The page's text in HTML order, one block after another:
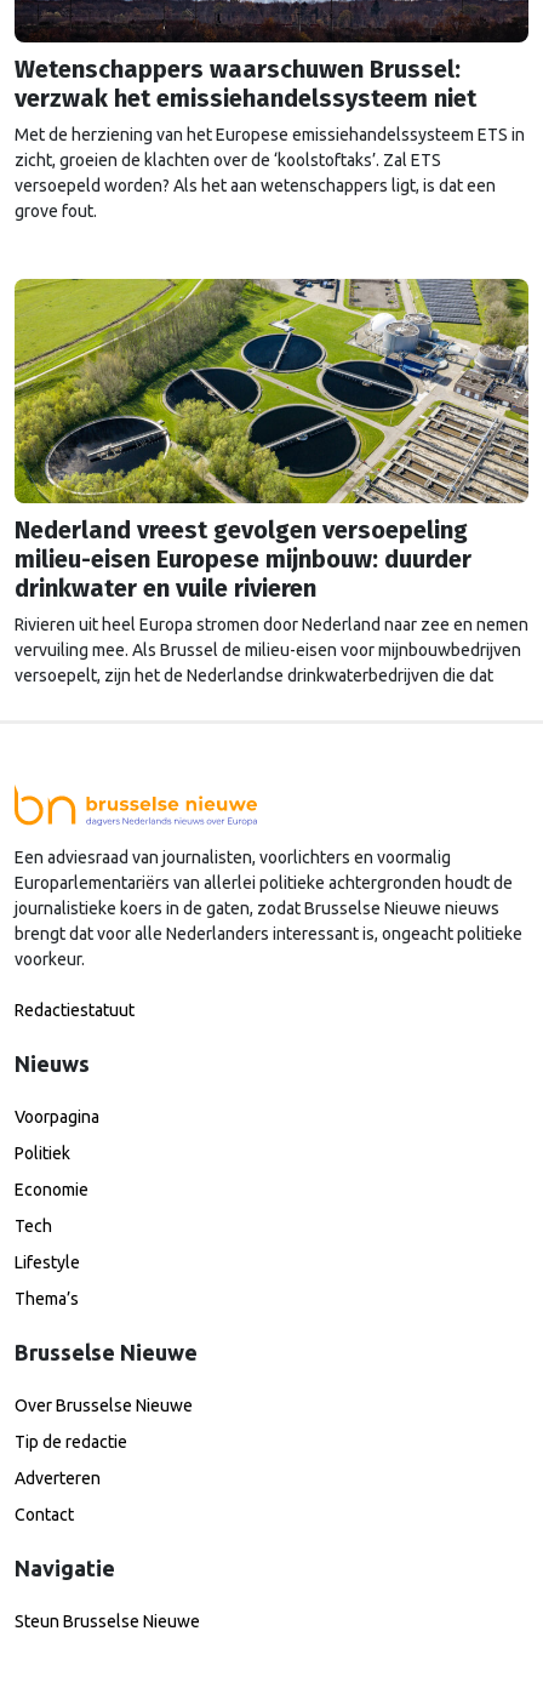
Wetenschappers waarschuwen Brussel:
verzwak het emissiehandelssysteem niet
Met de herziening van het Europese emissiehandelssysteem ETS in
zicht, groeien de klachten over de ‘koolstoftaks’. Zal ETS
versoepeld worden? Als het aan wetenschappers ligt, is dat een
grove fout.
Nederland vreest gevolgen versoepeling
milieu-eisen Europese mijnbouw: duurder
drinkwater en vuile rivieren
Rivieren uit heel Europa stromen door Nederland naar zee en nemen
vervuiling mee. Als Brussel de milieu-eisen voor mijnbouwbedrijven
versoepelt, zijn het de Nederlandse drinkwaterbedrijven die dat
Een adviesraad van journalisten, voorlichters en voormalig
Europarlementariërs van allerlei politieke achtergronden houdt de
journalistieke koers in de gaten, zodat Brusselse Nieuwe nieuws
brengt dat voor alle Nederlanders interessant is, ongeacht politieke
voorkeur.
Redactiestatuut
Nieuws
Voorpagina
Politiek
Economie
Tech
Lifestyle
Thema’s
Brusselse Nieuwe
Over Brusselse Nieuwe
Tip de redactie
Adverteren
Contact
Navigatie
Steun Brusselse Nieuwe